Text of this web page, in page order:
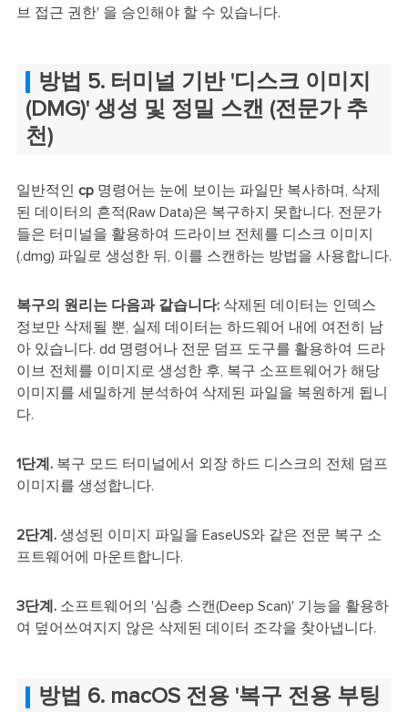
브 접근 권한' 을 승인해야 할 수 있습니다.
방법 5. 터미널 기반 '디스크 이미지
(DMG)' 생성 및 정밀 스캔 (전문가 추
천)
일반적인 cp 명령어는 눈에 보이는 파일만 복사하며, 삭제
된 데이터의 흔적(Raw Data)은 복구하지 못합니다. 전문가
들은 터미널을 활용하여 드라이브 전체를 디스크 이미지
(.dmg) 파일로 생성한 뒤, 이를 스캔하는 방법을 사용합니다.
복구의 원리는 다음과 같습니다: 삭제된 데이터는 인덱스
정보만 삭제될 뿐, 실제 데이터는 하드웨어 내에 여전히 남
아 있습니다. dd 명령어나 전문 덤프 도구를 활용하여 드라
이브 전체를 이미지로 생성한 후, 복구 소프트웨어가 해당
이미지를 세밀하게 분석하여 삭제된 파일을 복원하게 됩니
다.
1단계. 복구 모드 터미널에서 외장 하드 디스크의 전체 덤프
이미지를 생성합니다.
2단계. 생성된 이미지 파일을 EaseUS와 같은 전문 복구 소
프트웨어에 마운트합니다.
3단계. 소프트웨어의 '심층 스캔(Deep Scan)' 기능을 활용하
여 덮어쓰여지지 않은 삭제된 데이터 조각을 찾아냅니다.
방법 6. macOS 전용 '복구 전용 부팅